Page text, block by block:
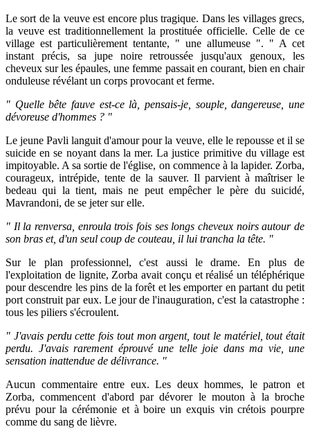
Le sort de la veuve est encore plus tragique. Dans les villages grecs,
la veuve est traditionnellement la prostituée officielle. Celle de ce
village est particulièrement tentante, " une allumeuse ". " A cet
instant précis, sa jupe noire retroussée jusqu'aux genoux, les
cheveux sur les épaules, une femme passait en courant, bien en chair
onduleuse révélant un corps provocant et ferme.
" Quelle bête fauve est-ce là, pensais-je, souple, dangereuse, une
dévoreuse d'hommes ? "
Le jeune Pavli languit d'amour pour la veuve, elle le repousse et il se
suicide en se noyant dans la mer. La justice primitive du village est
impitoyable. A sa sortie de l'église, on commence à la lapider. Zorba,
courageux, intrépide, tente de la sauver. Il parvient à maîtriser le
bedeau qui la tient, mais ne peut empêcher le père du suicidé,
Mavrandoni, de se jeter sur elle.
" Il la renversa, enroula trois fois ses longs cheveux noirs autour de
son bras et, d'un seul coup de couteau, il lui trancha la tête. "
Sur le plan professionnel, c'est aussi le drame. En plus de
l'exploitation de lignite, Zorba avait conçu et réalisé un téléphérique
pour descendre les pins de la forêt et les emporter en partant du petit
port construit par eux. Le jour de l'inauguration, c'est la catastrophe :
tous les piliers s'écroulent.
" J'avais perdu cette fois tout mon argent, tout le matériel, tout était
perdu. J'avais rarement éprouvé une telle joie dans ma vie, une
sensation inattendue de délivrance. "
Aucun commentaire entre eux. Les deux hommes, le patron et
Zorba, commencent d'abord par dévorer le mouton à la broche
prévu pour la cérémonie et à boire un exquis vin crétois pourpre
comme du sang de lièvre.